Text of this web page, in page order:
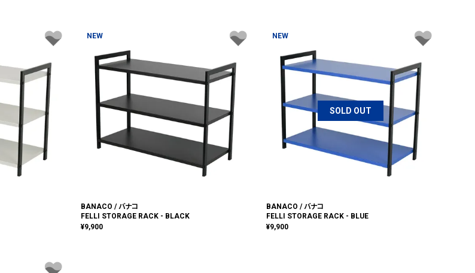
NEW
BANACO / バナコ
FELLI STORAGE RACK - BLACK
¥9,900
NEW
SOLD OUT
BANACO / バナコ
FELLI STORAGE RACK - BLUE
¥9,900